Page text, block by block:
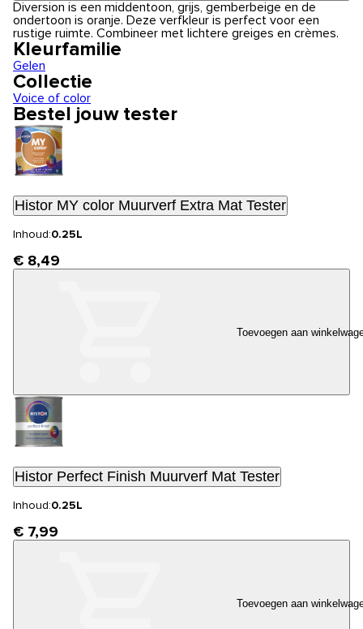
Diversion is een middentoon, grijs, gemberbeige en de
ondertoon is oranje. Deze verfkleur is perfect voor een
rustige ruimte. Combineer met lichtere greiges en crèmes.
Kleurfamilie
Gelen
Collectie
Voice of color
Bestel jouw tester
Histor MY color Muurverf Extra Mat Tester
Inhoud:0.25L
€ 8,49
Toevoegen aan
Histor Perfect Finish Muurverf Mat Tester
Inhoud:0.25L
€ 7,99
Toevoegen aan